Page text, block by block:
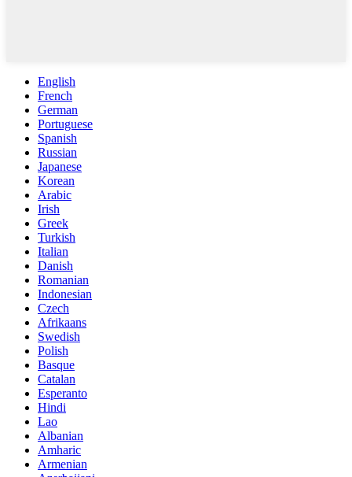
English
French
German
Portuguese
Spanish
Russian
Japanese
Korean
Arabic
Irish
Greek
Turkish
Italian
Danish
Romanian
Indonesian
Czech
Afrikaans
Swedish
Polish
Basque
Catalan
Esperanto
Hindi
Lao
Albanian
Amharic
Armenian